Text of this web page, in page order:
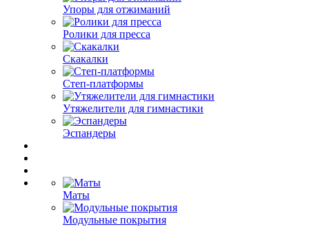
Упоры для отжиманий
Ролики для пресса
Скакалки
Степ-платформы
Утяжелители для гимнастики
Эспандеры
Маты
Модульные покрытия